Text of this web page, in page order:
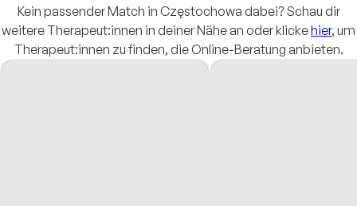
Kein passender Match in Częstochowa dabei? Schau dir
weitere Therapeut:innen in deiner Nähe an oder klickehier, um
Therapeut:innen zu finden, die Online-Beratung anbieten.